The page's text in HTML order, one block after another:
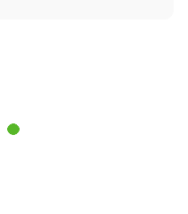
для правильного